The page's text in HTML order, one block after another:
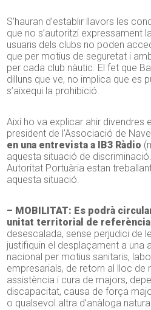
S’hauran d’establir llavors les
que no s’autoritzi expressament
usuaris dels clubs no poden
que per motius de seguretat i
per cada club nàutic. El fet que
dilluns que ve, no implica que es
s’aixequi la prohibició.
Així ho va explicar ahir divendres
president de l’Associació de
en una entrevista a IB3 Ràdio
aquesta situació de
Autoritat Portuària estan
aquesta situació.
– MOBILITAT: Es podrà
unitat territorial de referència
desescalada, sense perjudici de
justifiquin el desplaçament a una
nacional per motius sanitaris,
empresarials, de retorn al lloc de
assistència i cura de majors,
discapacitat, causa de força
o qualsevol altra d’anàloga